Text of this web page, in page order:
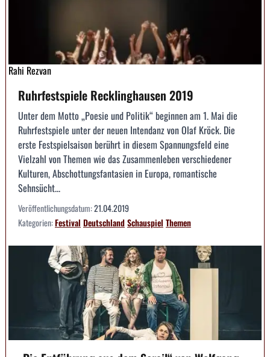
Rahi Rezvan
Ruhrfestspiele Recklinghausen 2019
Unter dem Motto „Poesie und Politik“ beginnen am 1. Mai die
Ruhrfestspiele unter der neuen Intendanz von Olaf Kröck. Die
erste Festspielsaison berührt in diesem Spannungsfeld eine
Vielzahl von Themen wie das Zusammenleben verschiedener
Kulturen, Abschottungsfantasien in Europa, romantische
Sehnsücht...
Veröffentlichungsdatum:21.04.2019
Kategorien:Festival DeutschlandSchauspiel Themen